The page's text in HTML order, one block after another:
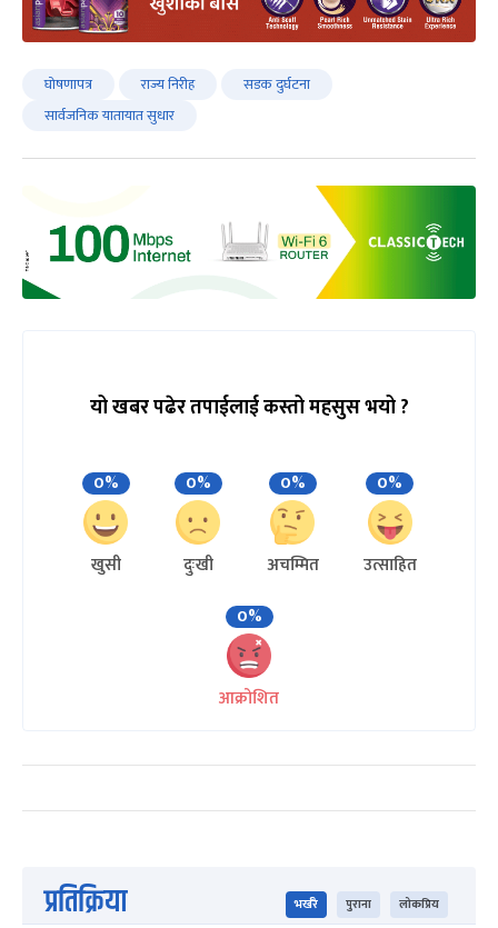
घोषणापत्र राज्य निरीह
सडक दुर्घटना
सार्वजनिक यातायात सुधार
यो खबर पढेर तपाईलाई कस्तो महसुस भयो ?
0%
खुसी
0%
दुःखी
0%
अचम्मित
0%
उत्साहित
0%
आक्रोशित
प्रतिक्रिया भर्खरै पुराना लोकप्रिय